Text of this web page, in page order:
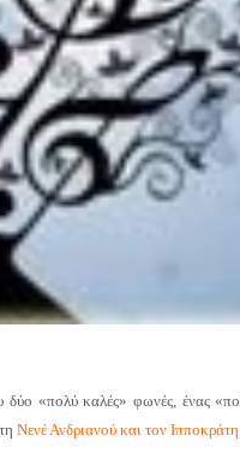
δύο «πολύ καλές» φωνές, ένας
Νενέ Ανδριανού και τον